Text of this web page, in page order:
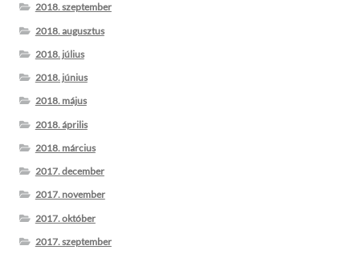
2018. szeptember
2018. augusztus
2018. július
2018. június
2018. május
2018. április
2018. március
2017. december
2017. november
2017. október
2017. szeptember